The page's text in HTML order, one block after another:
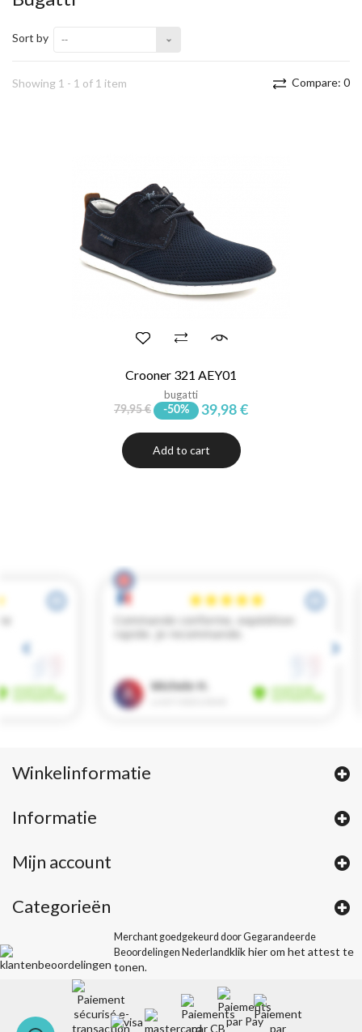
Sort by --
Compare: 0
Showing 1 - 1 of 1 item
Crooner 321 AEY01
bugatti
79,95 € -50% 39,98 €
Add to cart
Winkelinformatie
Informatie
Mijn account
Categorieën
Merchant goedgekeurd door Gegarandeerde
Beoordelingen Nederlandklik hier om het attest te
tonen.